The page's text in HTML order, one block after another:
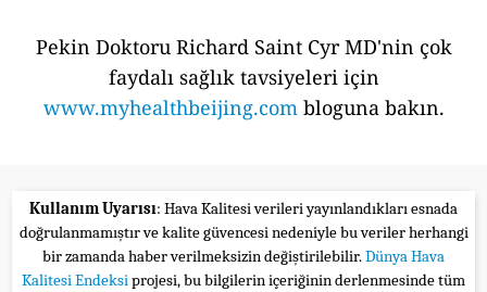
Pekin Doktoru Richard Saint Cyr MD'nin çok
faydalı sağlık tavsiyeleri için
www.myhealthbeijing.combloguna bakın.
Kullanım Uyarısı: Hava Kalitesi verileri yayınlandıkları esnada
doğrulanmamıştır ve kalite güvencesi nedeniyle bu veriler herhangi
bir zamanda haber verilmeksizin değiştirilebilir.Dünya Hava
Kalitesi Endeksiprojesi, bu bilgilerin içeriğinin derlenmesinde tüm